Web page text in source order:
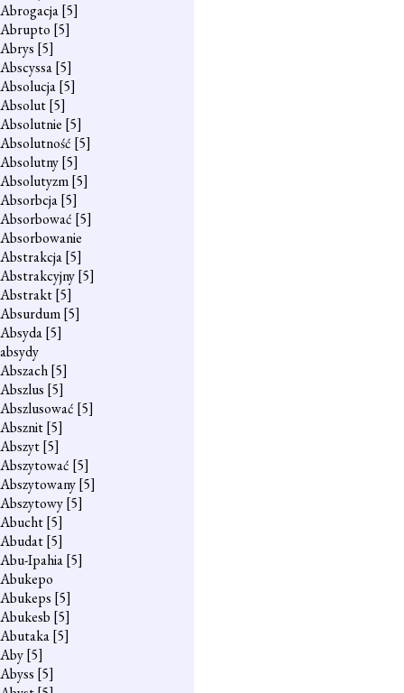
Abrogacja[5]
Abrupto [5]
Abrys [5]
Abscyssa[5]
Absolucja[5]
Absolut[5]
Absolutnie [5]
Absolutność [5]
Absolutny[5]
Absolutyzm[5]
Absorbcja[5]
Absorbować [5]
Absorbowanie
Abstrakcja[5]
Abstrakcyjny[5]
Abstrakt[5]
Absurdum[5]
Absyda[5]
absydy
Abszach[5]
Abszlus [5]
Abszlusować [5]
Absznit[5]
Abszyt[5]
Abszytować [5]
Abszytowany[5]
Abszytowy[5]
Abucht[5]
Abudat[5]
Abu-Ipahia[5]
Abukepo
Abukeps [5]
Abukesb [5]
Abutaka[5]
Aby[5]
Abyss [5]